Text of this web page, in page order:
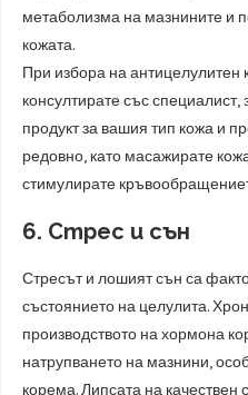
метаболизма на мазнините и
кожата.
При избора на антицелулитен
консултирате със
продукт за вашия тип кожа и
редовно, като масажирате
стимулирате
6. Стрес и сън
Стресът и лошият сън са
състоянието на целулита.
производството на хормона
натрупването на мазнини,
корема. Липсата на